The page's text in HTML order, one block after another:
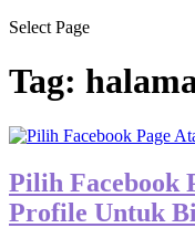
Select Page
Tag:
Pilih Facebook
Profile Untuk